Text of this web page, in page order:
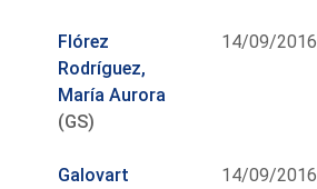
Flórez
Rodríguez,
María Aurora
(GS)
14/09/2016
Galovart
14/09/2016